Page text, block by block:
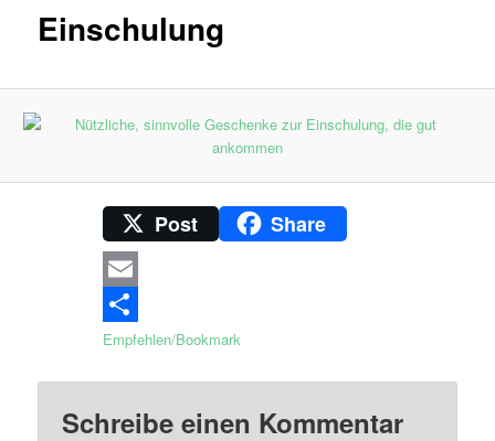
Einschulung
Post Share
Email
Empfehlen/Bookmark
Schreibe einen Kommentar